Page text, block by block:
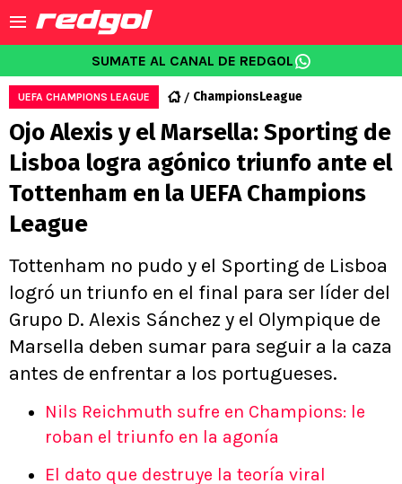
SUMATE AL CANAL DE REDGOL
UEFA CHAMPIONS LEAGUE ChampionsLeague
Ojo Alexis y el Marsella: Sporting de
Lisboa logra agónico triunfo ante el
Tottenham en la UEFA Champions
League
Tottenham no pudo y el Sporting de Lisboa
logró un triunfo en el final para ser líder del
Grupo D. Alexis Sánchez y el Olympique de
Marsella deben sumar para seguir a la caza
antes de enfrentar a los portugueses.
Nils Reichmuth sufre en Champions: le
roban el triunfo en la agonía
El dato que destruye la teoría viral